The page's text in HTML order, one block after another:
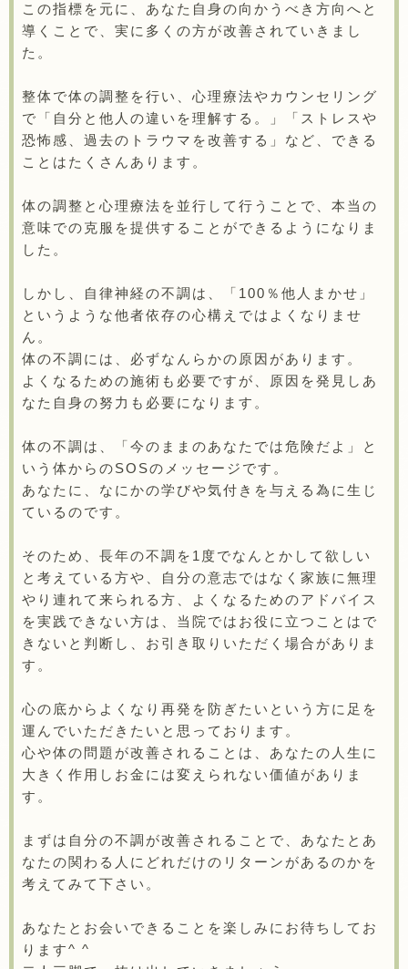
この指標を元に、あなた自身の向かうべき方向へと
導くことで、実に多くの方が改善されていきまし
た。
整体で体の調整を行い、心理療法やカウンセリング
で「自分と他人の違いを理解する。」「ストレスや
恐怖感、過去のトラウマを改善する」など、できる
ことはたくさんあります。
体の調整と心理療法を並行して行うことで、本当の
意味での克服を提供することができるようになりま
した。
しかし、自律神経の不調は、「100％他人まかせ」
というような他者依存の心構えではよくなりませ
ん。
体の不調には、必ずなんらかの原因があります。
よくなるための施術も必要ですが、原因を発見しあ
なた自身の努力も必要になります。
体の不調は、「今のままのあなたでは危険だよ」と
いう体からのSOSのメッセージです。
あなたに、なにかの学びや気付きを与える為に生じ
ているのです。
そのため、長年の不調を1度でなんとかして欲しい
と考えている方や、自分の意志ではなく家族に無理
やり連れて来られる方、よくなるためのアドバイス
を実践できない方は、当院ではお役に立つことはで
きないと判断し、お引き取りいただく場合がありま
す。
心の底からよくなり再発を防ぎたいという方に足を
運んでいただきたいと思っております。
心や体の問題が改善されることは、あなたの人生に
大きく作用しお金には変えられない価値がありま
す。
まずは自分の不調が改善されることで、あなたとあ
なたの関わる人にどれだけのリターンがあるのかを
考えてみて下さい。
あなたとお会いできることを楽しみにお待ちしてお
ります^ ^